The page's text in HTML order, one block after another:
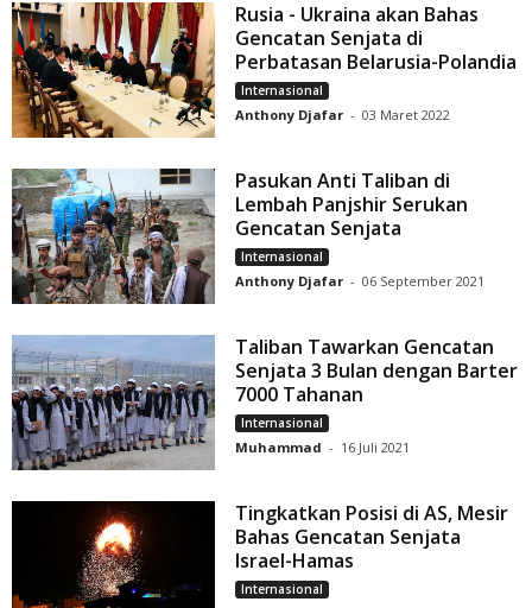
Rusia - Ukraina akan Bahas
Gencatan Senjata di
Perbatasan Belarusia-Polandia
Internasional
Anthony Djafar - 03 Maret 2022
Pasukan Anti Taliban di
Lembah Panjshir Serukan
Gencatan Senjata
Internasional
Anthony Djafar - 06 September 2021
Taliban Tawarkan Gencatan
Senjata 3 Bulan dengan Barter
7000 Tahanan
Internasional
Muhammad - 16 Juli 2021
Tingkatkan Posisi di AS, Mesir
Bahas Gencatan Senjata
Israel-Hamas
Internasional